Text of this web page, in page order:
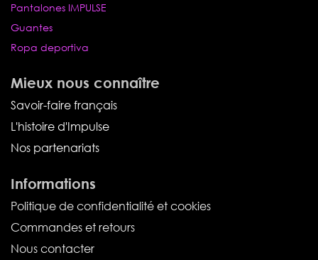
Pantalones IMPULSE
Guantes
Ropa deportiva
Mieux nous connaître
Savoir-faire français
L'histoire d'Impulse
Nos partenariats
Informations
Politique de confidentialité et cookies
Commandes et retours
Nous contacter